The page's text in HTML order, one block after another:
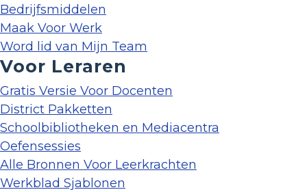
Bedrijfsmiddelen
Maak Voor Werk
Word lid van Mijn Team
Voor Leraren
Gratis Versie Voor Docenten
District Pakketten
Schoolbibliotheken en Mediacentra
Oefensessies
Alle Bronnen Voor Leerkrachten
Werkblad Sjablonen